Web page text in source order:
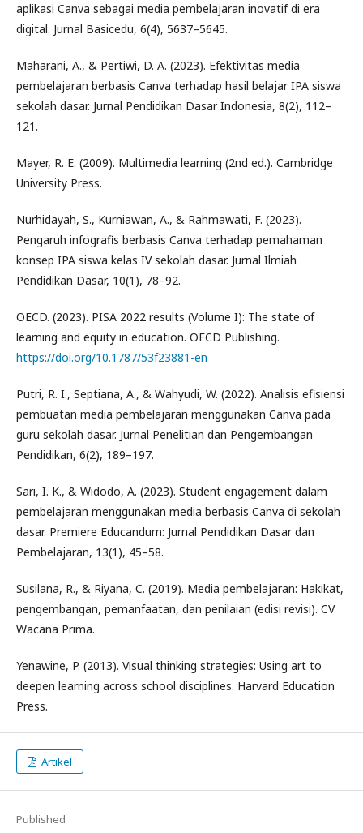
aplikasi Canva sebagai media pembelajaran inovatif di era
digital. Jurnal Basicedu, 6(4), 5637–5645.
Maharani, A., & Pertiwi, D. A. (2023). Efektivitas media
pembelajaran berbasis Canva terhadap hasil belajar IPA siswa
sekolah dasar. Jurnal Pendidikan Dasar Indonesia, 8(2), 112–
121.
Mayer, R. E. (2009). Multimedia learning (2nd ed.). Cambridge
University Press.
Nurhidayah, S., Kurniawan, A., & Rahmawati, F. (2023).
Pengaruh infografis berbasis Canva terhadap pemahaman
konsep IPA siswa kelas IV sekolah dasar. Jurnal Ilmiah
Pendidikan Dasar, 10(1), 78–92.
OECD. (2023). PISA 2022 results (Volume I): The state of
learning and equity in education. OECD Publishing.
https://doi.org/10.1787/53f23881-en
Putri, R. I., Septiana, A., & Wahyudi, W. (2022). Analisis efisiensi
pembuatan media pembelajaran menggunakan Canva pada
guru sekolah dasar. Jurnal Penelitian dan Pengembangan
Pendidikan, 6(2), 189–197.
Sari, I. K., & Widodo, A. (2023). Student engagement dalam
pembelajaran menggunakan media berbasis Canva di sekolah
dasar. Premiere Educandum: Jurnal Pendidikan Dasar dan
Pembelajaran, 13(1), 45–58.
Susilana, R., & Riyana, C. (2019). Media pembelajaran: Hakikat,
pengembangan, pemanfaatan, dan penilaian (edisi revisi). CV
Wacana Prima.
Yenawine, P. (2013). Visual thinking strategies: Using art to
deepen learning across school disciplines. Harvard Education
Press.
Artikel
Published